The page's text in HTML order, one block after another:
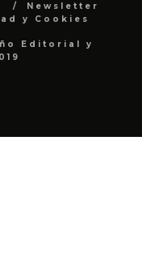
Newsletter
y Cookies
Editorial y